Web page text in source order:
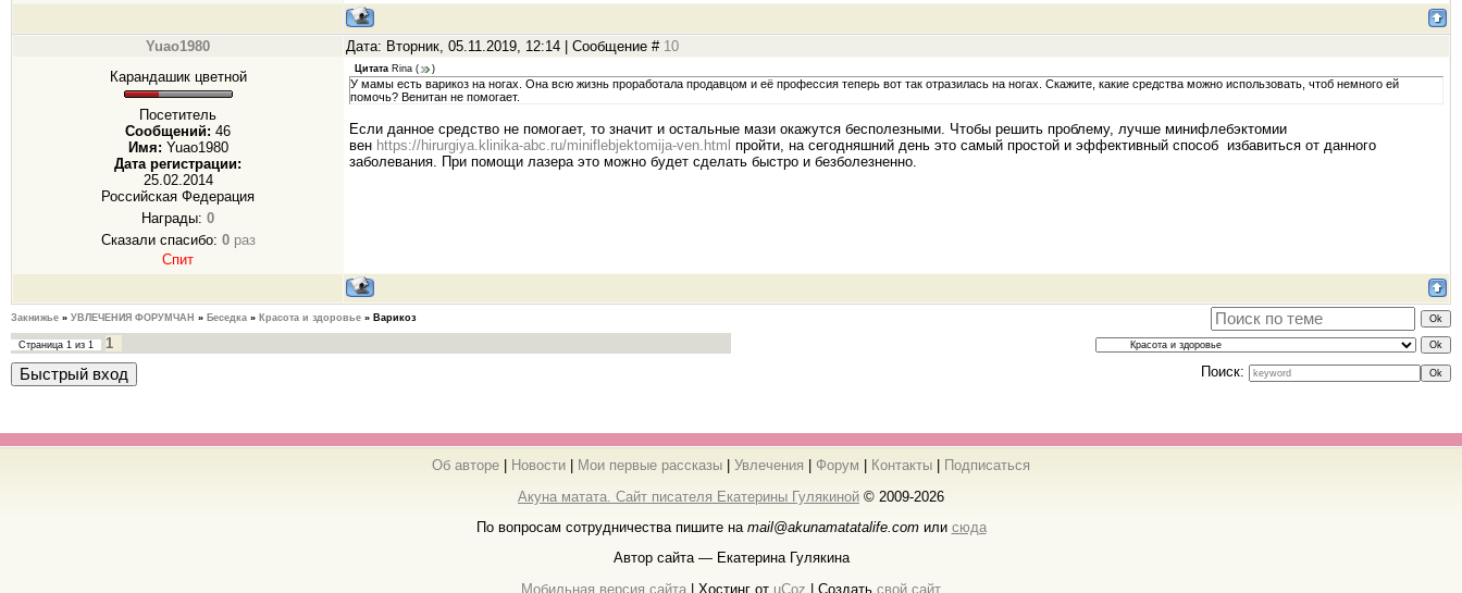
Yuao1980 Дата: Вторник, 05.11.2019, 12:14 | Сообщение # 10
Карандашик цветной
Посетитель
Сообщений: 46
Имя: Yuao1980
Дата регистрации:
25.02.2014
Российская Федерация
Награды: 0
Сказали спасибо: 0раз
Спит
Цитата Rina ( )
У мамы есть варикоз на ногах. Она всю жизнь проработала продавцом и её профессия теперь вот так отразилась на ногах. Скажите, какие средства можно использовать, чтоб немного ей
помочь? Венитан не помогает.
Если данное средство не помогает, то значит и остальные мази окажутся бесполезными. Чтобы решить проблему, лучше минифлебэктомии
вен https://hirurgiya.klinika-abc.ru/miniflebjektomija-ven.html пройти, на сегодняшний день это самый простой и эффективный способ избавиться от данного
заболевания. При помощи лазера это можно будет сделать быстро и безболезненно.
Закнижье » УВЛЕЧЕНИЯ ФОРУМЧАН » Беседка » Красота и здоровье » Варикоз
Страница 1 из 1
1
Поиск:
Об авторе Новости Мои первые рассказы Увлечения Форум Контакты
Подписаться
Акуна матата. Сайт писателя Екатерины Гулякиной © 2009-2026
По вопросам сотрудничества пишите на mail@akunamatatalife.comили сюда
Автор сайта — Екатерина Гулякина
Мобильная версия сайта | Хостинг от uCoz | Создать свой сайт